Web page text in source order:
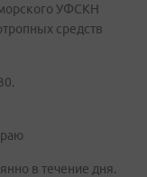
УФСКН
средств
в течение дня.